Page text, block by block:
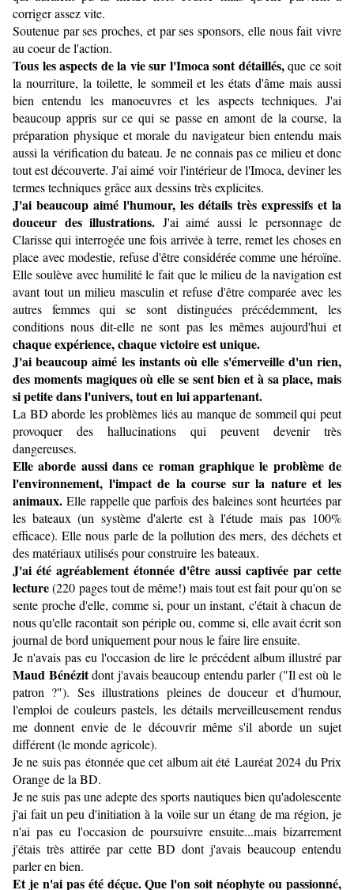
corriger assez vite.
Soutenue par ses proches, et par ses sponsors, elle nous fait vivre
au coeur de l'action.
Tous les aspects de la vie sur l'Imoca sont détaillés,que ce soit
la nourriture, la toilette, le sommeil et les états d'âme mais aussi
bien entendu les manoeuvres et les aspects techniques. J'ai
beaucoup appris sur ce qui se passe en amont de la course, la
préparation physique et morale du navigateur bien entendu mais
aussi la vérification du bateau. Je ne connais pas ce milieu et donc
tout est découverte. J'ai aimé voir l'intérieur de l'Imoca, deviner les
termes techniques grâce aux dessins très explicites.
J'ai beaucoup aimé l'humour, les détails très expressifs et la
douceur des illustrations. J'ai aimé aussi le personnage de
Clarisse qui interrogée une fois arrivée à terre, remet les choses en
place avec modestie, refuse d'être considérée comme une héroïne.
Elle soulève avec humilité le fait que le milieu de la navigation est
avant tout un milieu masculin et refuse d'être comparée avec les
autres femmes qui se sont distinguées précédemment, les
conditions nous dit-elle ne sont pas les mêmes aujourd'hui et
chaque expérience, chaque victoire est unique.
J'ai beaucoup aimé les instants où elle s'émerveille d'un rien,
des moments magiques où elle se sent bien et à sa place, mais
si petite dans l'univers, tout en lui appartenant.
La BD aborde les problèmes liés au manque de sommeil qui peut
provoquer des hallucinations qui peuvent devenir très
dangereuses.
Elle aborde aussi dans ce roman graphique le problème de
l'environnement, l'impact de la course sur la nature et les
animaux. Elle rappelle que parfois des baleines sont heurtées par
les bateaux (un système d'alerte est à l'étude mais pas 100%
efficace). Elle nous parle de la pollution des mers, des déchets et
des matériaux utilisés pour construire les bateaux.
J'ai été agréablement étonnée d'être aussi captivée par cette
lecture(220 pages tout de même!) mais tout est fait pour qu'on se
sente proche d'elle, comme si, pour un instant, c'était à chacun de
nous qu'elle racontait son périple ou, comme si, elle avait écrit son
journal de bord uniquement pour nous le faire lire ensuite.
Je n'avais pas eu l'occasion de lire le précédent album illustré par
Maud Bénézitdont j'avais beaucoup entendu parler ("Il est où le
patron ?"). Ses illustrations pleines de douceur et d'humour,
l'emploi de couleurs pastels, les détails merveilleusement rendus
me donnent envie de le découvrir même s'il aborde un sujet
différent (le monde agricole).
Je ne suis pas étonnée que cet album ait été Lauréat 2024 du Prix
Orange de la BD.
Je ne suis pas une adepte des sports nautiques bien qu'adolescente
j'ai fait un peu d'initiation à la voile sur un étang de ma région, je
n'ai pas eu l'occasion de poursuivre ensuite...mais bizarrement
j'étais très attirée par cette BD dont j'avais beaucoup entendu
parler en bien.
Et je n'ai pas été déçue. Que l'on soit néophyte ou passionné,